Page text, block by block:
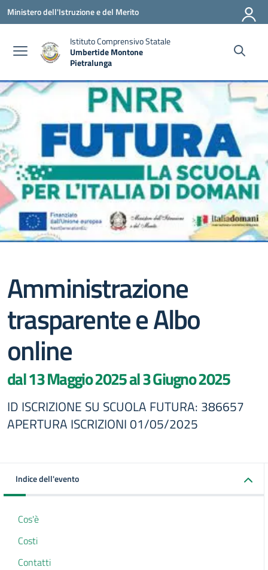
Vai ai contenuti
Vai al menu di navigazione
Vai al footer
Ministero dell'Istruzione e del Merito
Istituto Comprensivo Statale
Umbertide Montone
Pietralunga
Amministrazione
trasparente e Albo
online
dal 13 Maggio 2025 al 3 Giugno 2025
ID ISCRIZIONE SU SCUOLA FUTURA: 386657
APERTURA ISCRIZIONI 01/05/2025
Indice dell'evento
Cos'è
Costi
Contatti